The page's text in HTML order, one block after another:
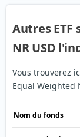
Autres ETF
NR USD
Vous trouverez
Equal Weighted
Nom du fonds